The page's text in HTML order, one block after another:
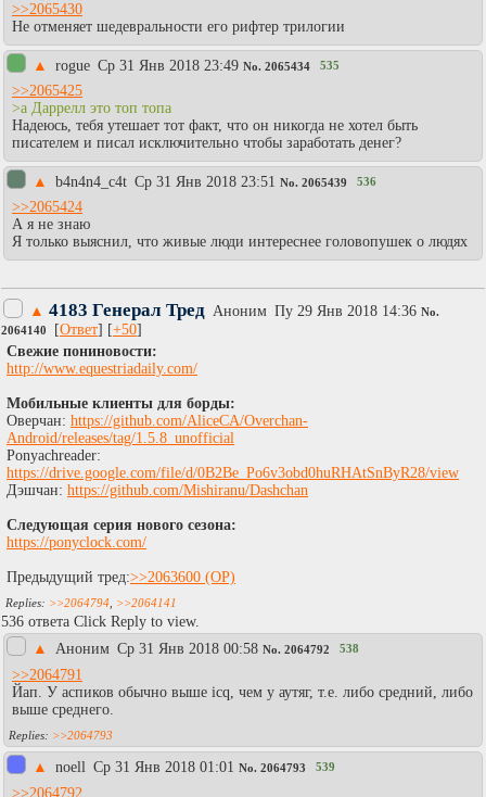
>>2065430
Не отменяет шедевральности его рифтер трилогии
▲ rogue Ср 31 Янв 2018 23:49 No. 2065434 535
>>2065425
>а Даррелл это топ топа
Надеюсь, тебя утешает тот факт, что он никогда не хотел быть
писателем и писал исключительно чтобы заработать денег?
▲ b4n4n4_c4t Ср 31 Янв 2018 23:51 No. 2065439 536
>>2065424
А я не знаю
Я только выяснил, что живые люди интереснее головопушек о людях
▲ 4183 Генерал Тред Аноним Пy 29 Янв 2018 14:36 No.
2064140
[Ответ] [+50]
Свежие пониновости:
http://www.equestriadaily.com/
Мобильные клиенты для борды:
Оверчан: https://github.com/AliceCA/Overchan-
Android/releases/tag/1.5.8_unofficial
Ponyachreader:
https://drive.google.com/file/d/0B2Be_Po6v3obd0huRHAtSnByR28/view
Дэшчан: https://github.com/Mishiranu/Dashchan
Следующая серия нового сезона:
https://ponyclock.com/
Предыдущий тред:>>2063600
>>2064794, >>2064141
536 ответа Click Reply to view.
▲
Аноним Ср 31 Янв 2018 00:58 No. 2064792 538
>>2064791
Йап. У аспиков обычно выше icq, чем у аутяг, т.е. либо средний, либо
выше среднего.
>>2064793
▲ noell Ср 31 Янв 2018 01:01 No. 2064793 539
>>2064792